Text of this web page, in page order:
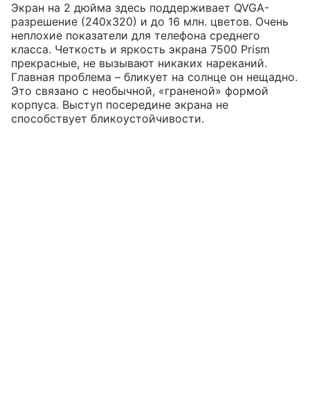
Экран на 2 дюйма здесь поддерживает QVGA-
разрешение (240х320) и до 16 млн. цветов. Очень
неплохие показатели для телефона среднего
класса. Четкость и яркость экрана 7500 Prism
прекрасные, не вызывают никаких нареканий.
Главная проблема – бликует на солнце он нещадно.
Это связано с необычной, «граненой» формой
корпуса. Выступ посередине экрана не
способствует бликоустойчивости.